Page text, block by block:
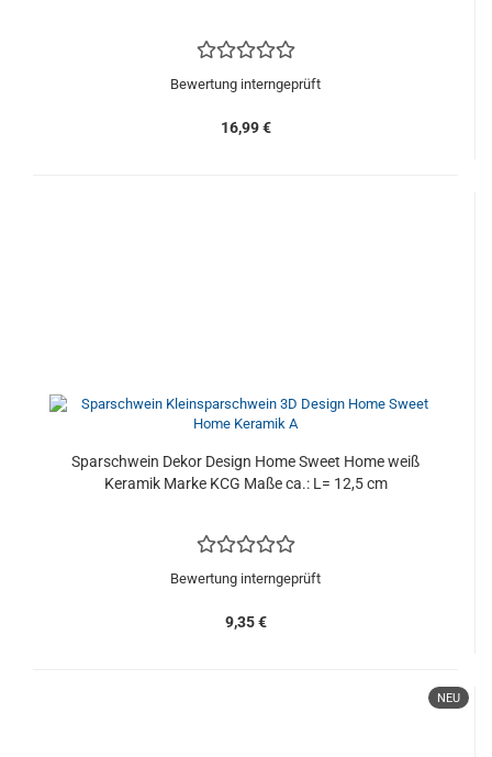
Bewertung interngeprüft
16,99 €
Sparschwein Dekor Design Home Sweet Home weiß
Keramik Marke KCG Maße ca.: L= 12,5 cm
Bewertung interngeprüft
9,35 €
NEU